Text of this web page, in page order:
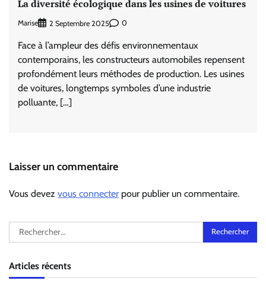
La diversité écologique dans les usines de voitures
Marise 2 Septembre 2025 0
Face à l’ampleur des défis environnementaux
contemporains, les constructeurs automobiles repensent
profondément leurs méthodes de production. Les usines
de voitures, longtemps symboles d’une industrie
polluante, […]
Laisser un commentaire
Vous devez vous connecter pour publier un commentaire.
Rechercher :
Articles récents